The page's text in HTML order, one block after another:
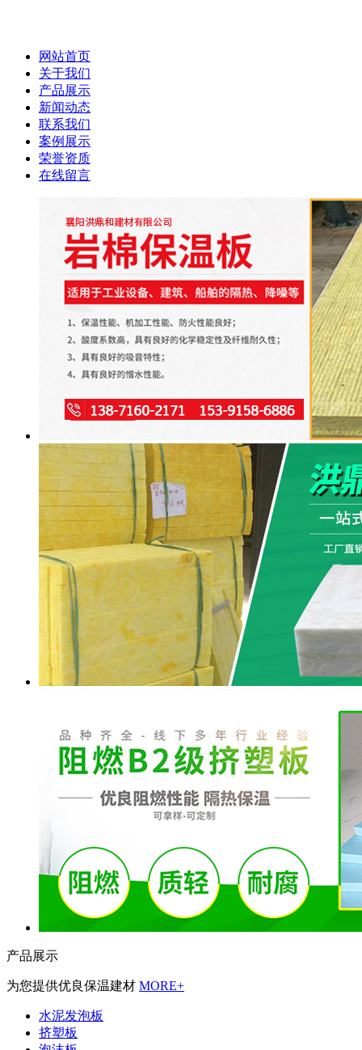
网站首页
关于我们
产品展示
新闻动态
联系我们
案例展示
荣誉资质
在线留言
产品展示
为您提供优良保温建材 MORE+
水泥发泡板
挤塑板